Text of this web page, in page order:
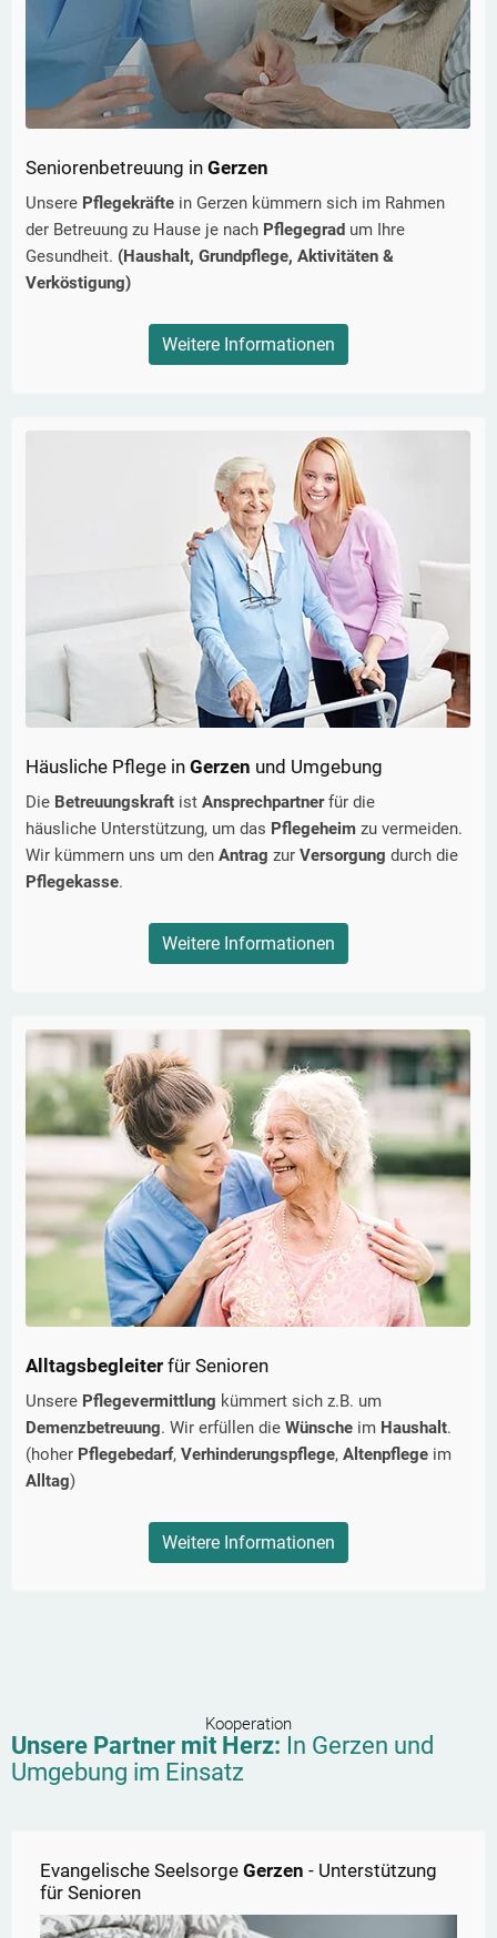
Seniorenbetreuung in Gerzen
Unsere Pflegekräfte in Gerzen kümmern sich im Rahmen
der Betreuung zu Hause je nach Pflegegrad um Ihre
Gesundheit. (Haushalt, Grundpflege, Aktivitäten &
Verköstigung)
Weitere Informationen
Häusliche Pflege in Gerzen und Umgebung
Die Betreuungskraft ist Ansprechpartnerfür die
häusliche Unterstützung, um das Pflegeheim zu vermeiden.
Wir kümmern uns um den Antrag zur Versorgung durch die
Pflegekasse.
Weitere Informationen
Alltagsbegleiter für Senioren
Unsere Pflegevermittlung kümmert sich z.B. um
Demenzbetreuung. Wir erfüllen die Wünsche im Haushalt.
(hoher Pflegebedarf, Verhinderungspflege, Altenpflege im
Alltag)
Weitere Informationen
Kooperation
Unsere Partner mit Herz: In Gerzen und
Umgebung im Einsatz
Evangelische Seelsorge Gerzen - Unterstützung
für Senioren